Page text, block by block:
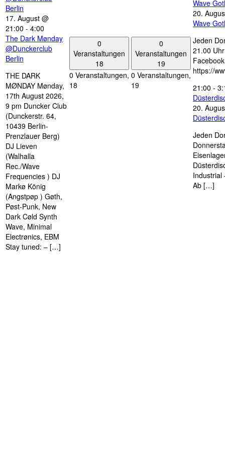
Berlin
17. August @
21:00 - 4:00
The Dark Mønday
@Dunckerclub
Berlin
THE DARK
MØNDAY Mønday,
17th August 2026,
9 pm Duncker Club
(Dunckerstr. 64,
10439 Berlin-
Prenzlauer Berg)
DJ Lieven
(Walhalla
Rec./Wave
Frequencies ) DJ
Markø König
(Angstpøp ) Gøth,
Pøst-Punk, New
Dark Cøld Synth
Wave, Minimal
Electrønics, EBM
Stay tuned: – […]
0
Veranstaltungen
18
0 Veranstaltungen,
18
0
Veranstaltungen
19
0 Veranstaltungen,
19
Wave
20.
Wave
Jeden
21.00
https://
21:00 -
20.
Jeden
Industrial
Ab […]